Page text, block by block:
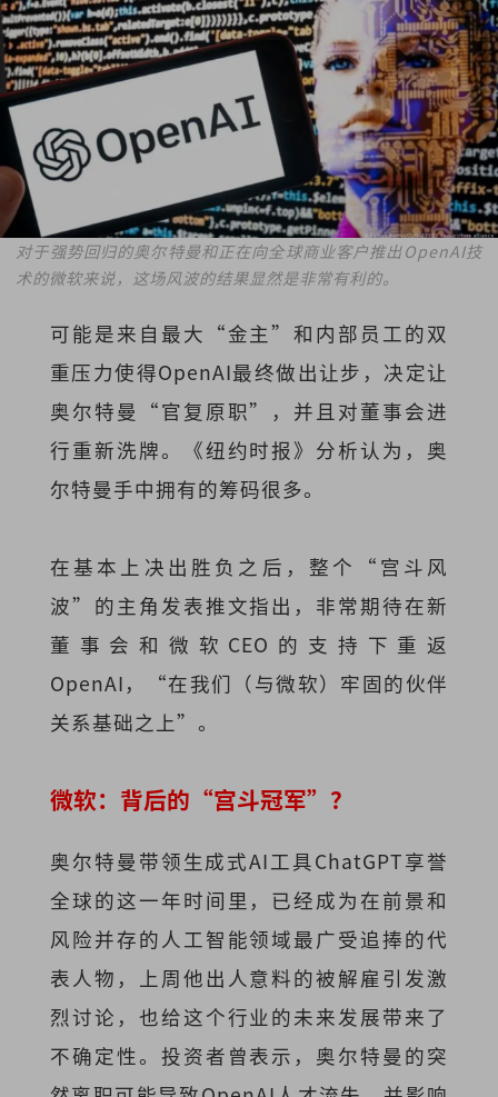
对于强势回归的奥尔特曼和正在向全球商业客户推出OpenAI技
术的微软来说，这场风波的结果显然是非常有利的。
可能是来自最大“金主”和内部员工的双
重压力使得OpenAI最终做出让步，决定让
奥尔特曼“官复原职”，并且对董事会进
行重新洗牌。《纽约时报》分析认为，奥
尔特曼手中拥有的筹码很多。
在基本上决出胜负之后，整个“宫斗风
波”的主角发表推文指出，非常期待在新
董事会和微软CEO的支持下重返
OpenAI，“在我们（与微软）牢固的伙伴
关系基础之上”。
微软：背后的“宫斗冠军”？
奥尔特曼带领生成式AI工具ChatGPT享誉
全球的这一年时间里，已经成为在前景和
风险并存的人工智能领域最广受追捧的代
表人物，上周他出人意料的被解雇引发激
烈讨论，也给这个行业的未来发展带来了
不确定性。投资者曾表示，奥尔特曼的突